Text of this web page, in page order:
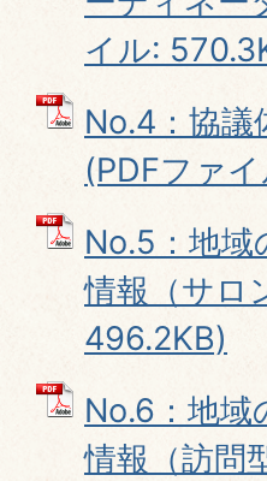
イル:
No.4：協議
(PDFファ
No.5：地域
情報（サロ
496.2KB)
No.6：地域
情報（訪問